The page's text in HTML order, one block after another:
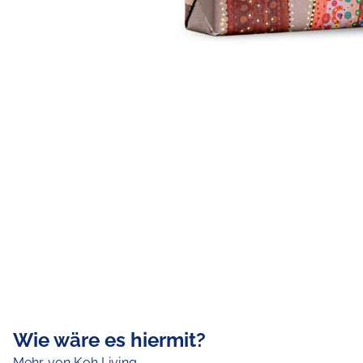
Wie wäre es hiermit?